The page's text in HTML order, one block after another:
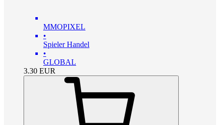
MMOPIXEL
•
Spieler Handel
•
GLOBAL
3.30 EUR